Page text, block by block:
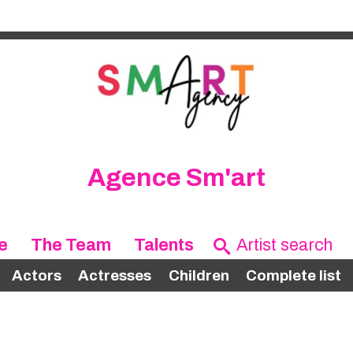
Agence Sm'art
The Team Talents
Actors Actresses Children Complete list